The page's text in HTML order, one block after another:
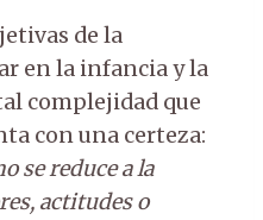
de la
en la infancia y la
complejidad que
con una certeza:
se reduce a la
actitudes o